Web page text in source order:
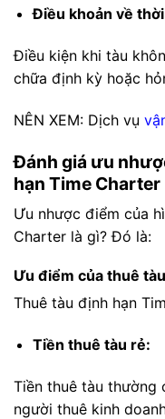
Điều khoản về
Điều kiện khi tàu
chữa định kỳ hoặc
NÊN XEM: Dịch vụ
Đánh giá ưu
hạn Time Charter
Ưu nhược điểm của
Charter là gì? Đó là:
Ưu điểm của thuê
Thuê tàu định hạn
Tiền thuê tàu rẻ:
Tiền thuê tàu thường
người thuê kinh